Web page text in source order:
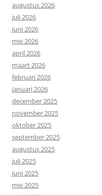
augustus 2026
juli 2026
juni 2026
mei 2026
april 2026
maart 2026
februari 2026
januari 2026
december 2025
november 2025
oktober 2025
september 2025
augustus 2025
juli 2025
juni 2025
mei 2025